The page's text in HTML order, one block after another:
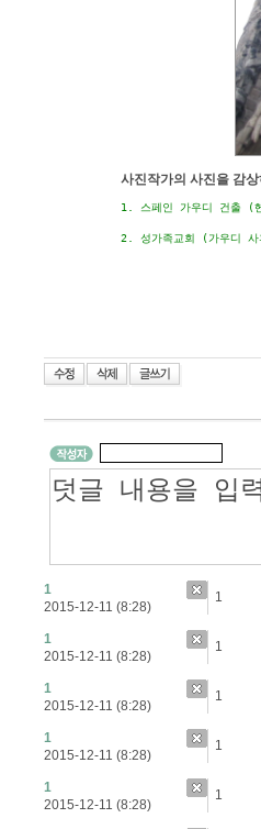
사진작가의 사진을 감
1. 스페인 가우디 건출 (
2. 성가족교회 (가우디
1
2015-12-11 (8:28)
1
1
2015-12-11 (8:28)
1
1
2015-12-11 (8:28)
1
1
2015-12-11 (8:28)
1
1
2015-12-11 (8:28)
1